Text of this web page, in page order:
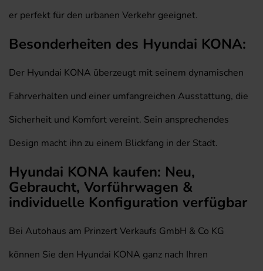
er perfekt für den urbanen Verkehr geeignet.
Besonderheiten des Hyundai KONA:
Der Hyundai KONA überzeugt mit seinem dynamischen
Fahrverhalten und einer umfangreichen Ausstattung, die
Sicherheit und Komfort vereint. Sein ansprechendes
Design macht ihn zu einem Blickfang in der Stadt.
Hyundai KONA kaufen: Neu,
Gebraucht, Vorführwagen &
individuelle Konfiguration verfügbar
Bei Autohaus am Prinzert Verkaufs GmbH & Co KG
können Sie den Hyundai KONA ganz nach Ihren